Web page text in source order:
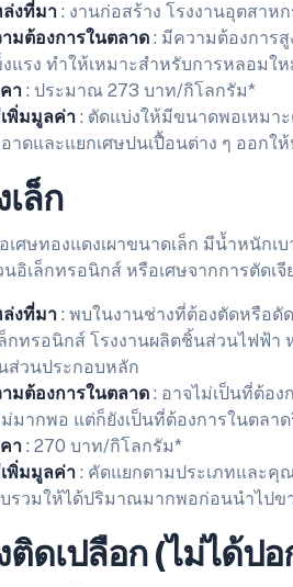
งที่มา: งานก่อสร้าง โรงงานอุตสาห
มต้องการในตลาด: มีความต้องการสู
แรง ทำให้เหมาะสำหรับการหลอมใ
า: ประมาณ 273 บาท/กิโลกรัม*
พิ่มมูลค่า: ตัดแบ่งให้มีขนาดพอเหมา
าดและแยกเศษปนเปื้อนต่าง ๆ ออกใ
ล็ก
เศษทองแดงเผาขนาดเล็ก มีน้ำหนัก
อิเล็กทรอนิกส์ หรือเศษจากการตัดเจี
งที่มา: พบในงานช่างที่ต้องตัดหรือดั
กทรอนิกส์ โรงงานผลิตชิ้นส่วนไฟฟ้า
ส่วนประกอบหลัก
มต้องการในตลาด: อาจไม่เป็นที่ต้อง
มากพอ แต่ก็ยังเป็นที่ต้องการในตลา
า: 270 บาท/กิโลกรัม*
พิ่มมูลค่า: คัดแยกตามประเภทและคุ
รวมให้ได้ปริมาณมากพอก่อนนำไปข
ติดเปลือก (ไม่ได้ป